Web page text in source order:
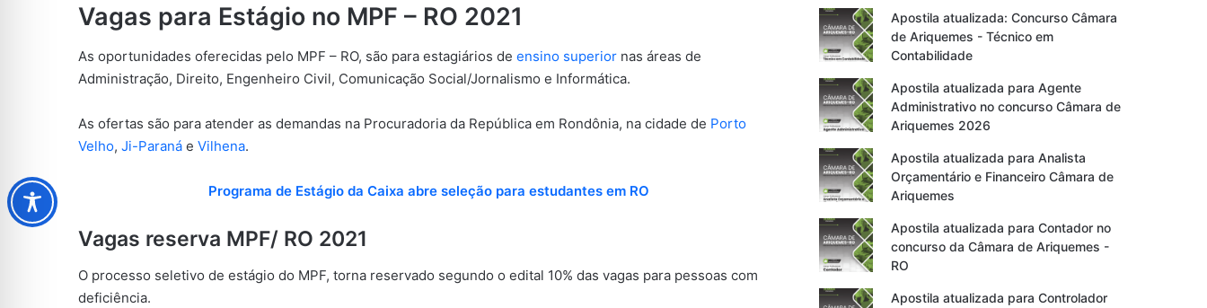
Vagas para Estágio no MPF – RO 2021
As oportunidades oferecidas pelo MPF – RO, são para estagiários de ensino superior nas áreas de
Administração, Direito, Engenheiro Civil, Comunicação Social/Jornalismo e Informática.
As ofertas são para atender as demandas na Procuradoria da República em Rondônia, na cidade de Porto
Velho, Ji-Paraná e Vilhena.
Programa de Estágio da Caixa abre seleção para estudantes em RO
Vagas reserva MPF/ RO 2021
O processo seletivo de estágio do MPF, torna reservado segundo o edital 10% das vagas para pessoas com
deficiência.
Apostila atualizada: Concurso Câmara
de Ariquemes - Técnico em
Contabilidade
Apostila atualizada para Agente
Administrativo no concurso Câmara de
Ariquemes 2026
Apostila atualizada para Analista
Orçamentário e Financeiro Câmara de
Ariquemes
Apostila atualizada para Contador no
concurso da Câmara de Ariquemes -
RO
Apostila atualizada para Controlador